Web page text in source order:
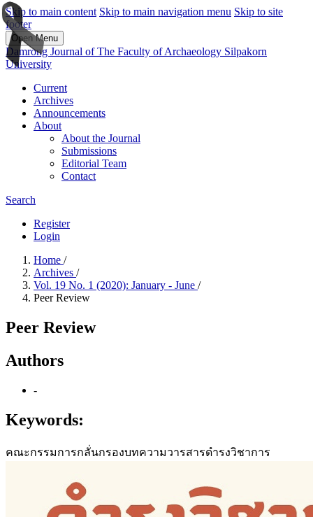
Skip to main content Skip to main navigation menu Skip to site
footer
Open Menu
Damrong Journal of The Faculty of Archaeology Silpakorn
University
Current
Archives
Announcements
About
About the Journal
Submissions
Editorial Team
Contact
Search
Register
Login
Home /
Archives /
Vol. 19 No. 1 (2020): January - June /
Peer Review
Peer Review
Authors
-
Keywords:
คณะกรรมการกลั่นกรองบทความวารสารดำรงวิชาการ